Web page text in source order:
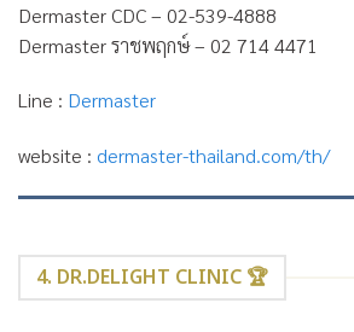
Dermaster CDC – 02-539-4888
Dermaster ราชพฤกษ์ – 02 714 4471
Line : Dermaster
website : dermaster-thailand.com/th/
4. DR.DELIGHT CLINIC 🏆